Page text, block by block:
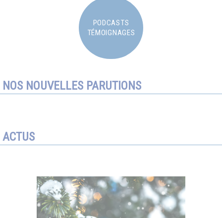
PODCASTS
TÉMOIGNAGES
NOS NOUVELLES PARUTIONS
ACTUS